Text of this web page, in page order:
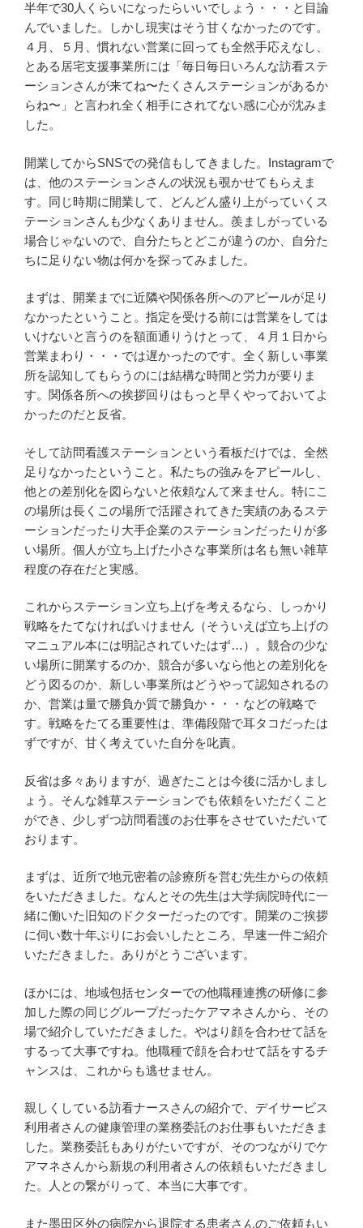
半年で30人くらいになったらいいでしょう・・・と目論
んでいました。しかし現実はそう甘くなかったのです。
４月、５月、慣れない営業に回っても全然手応えなし、
とある居宅支援事業所には「毎日毎日いろんな訪看ステ
ーションさんが来てね〜たくさんステーションがあるか
らね〜」と言われ全く相手にされてない感に心が沈みま
した。
開業してからSNSでの発信もしてきました。Instagramで
は、他のステーションさんの状況も覗かせてもらえま
す。同じ時期に開業して、どんどん盛り上がっていくス
テーションさんも少なくありません。羨ましがっている
場合じゃないので、自分たちとどこが違うのか、自分た
ちに足りない物は何かを探ってみました。
まずは、開業までに近隣や関係各所へのアピールが足り
なかったということ。指定を受ける前には営業をしては
いけないと言うのを額面通りうけとって、４月１日から
営業まわり・・・では遅かったのです。全く新しい事業
所を認知してもらうのには結構な時間と労力が要りま
す。関係各所への挨拶回りはもっと早くやっておいてよ
かったのだと反省。
そして訪問看護ステーションという看板だけでは、全然
足りなかったということ。私たちの強みをアピールし、
他との差別化を図らないと依頼なんて来ません。特にこ
の場所は長くこの場所で活躍されてきた実績のあるステ
ーションだったり大手企業のステーションだったりが多
い場所。個人が立ち上げた小さな事業所は名も無い雑草
程度の存在だと実感。
これからステーション立ち上げを考えるなら、しっかり
戦略をたてなければいけません（そういえば立ち上げの
マニュアル本には明記されていたはず…）。競合の少な
い場所に開業するのか、競合が多いなら他との差別化を
どう図るのか、新しい事業所はどうやって認知されるの
か、営業は量で勝負か質で勝負か・・・などの戦略で
す。戦略をたてる重要性は、準備段階で耳タコだったは
ずですが、甘く考えていた自分を叱責。
反省は多々ありますが、過ぎたことは今後に活かしまし
ょう。そんな雑草ステーションでも依頼をいただくこと
ができ、少しずつ訪問看護のお仕事をさせていただいて
おります。
まずは、近所で地元密着の診療所を営む先生からの依頼
をいただきました。なんとその先生は大学病院時代に一
緒に働いた旧知のドクターだったのです。開業のご挨拶
に伺い数十年ぶりにお会いしたところ、早速一件ご紹介
いただきました。ありがとうございます。
ほかには、地域包括センターでの他職種連携の研修に参
加した際の同じグループだったケアマネさんから、その
場で紹介していただきました。やはり顔を合わせて話を
するって大事ですね。他職種で顔を合わせて話をするチ
ャンスは、これからも逃せません。
親しくしている訪看ナースさんの紹介で、デイサービス
利用者さんの健康管理の業務委託のお仕事もいただきま
した。業務委託もありがたいですが、そのつながりでケ
アマネさんから新規の利用者さんの依頼もいただきまし
た。人との繋がりって、本当に大事です。
また墨田区外の病院から退院する患者さんのご依頼もい